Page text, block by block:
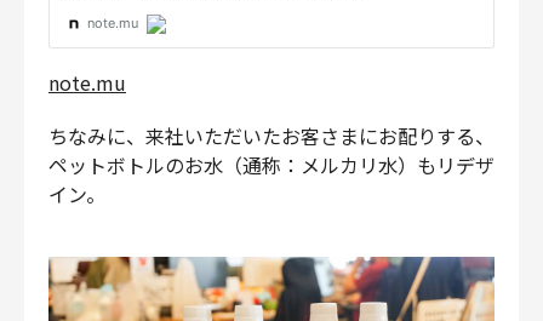
note.mu
ちなみに、来社いただいたお客さまにお配りする、
ペットボトルのお水（通称：メルカリ水）もリデザ
イン。